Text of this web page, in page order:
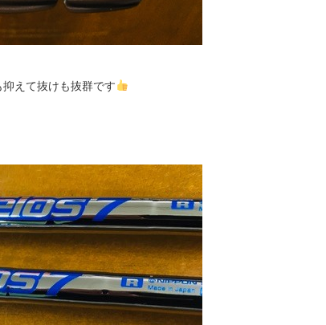
えて抜けも抜群です